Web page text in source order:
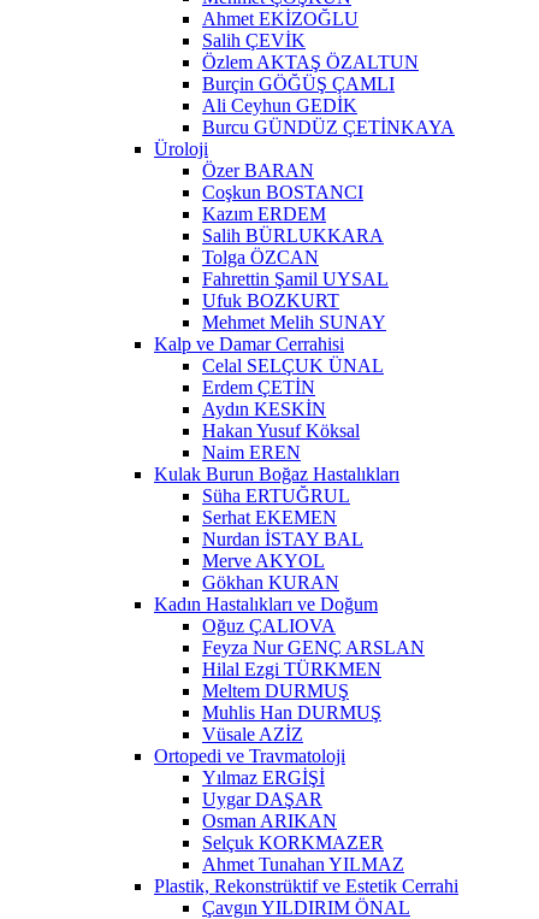
Ahmet EKİZOĞLU
Salih ÇEVİK
Özlem AKTAŞ ÖZALTUN
Burçin GÖĞÜŞ ÇAMLI
Ali Ceyhun GEDİK
Burcu GÜNDÜZ ÇETİNKAYA
Üroloji
Özer BARAN
Coşkun BOSTANCI
Kazım ERDEM
Salih BÜRLUKKARA
Tolga ÖZCAN
Fahrettin Şamil UYSAL
Ufuk BOZKURT
Mehmet Melih SUNAY
Kalp ve Damar Cerrahisi
Celal SELÇUK ÜNAL
Erdem ÇETİN
Aydın KESKİN
Hakan Yusuf Köksal
Naim EREN
Kulak Burun Boğaz Hastalıkları
Süha ERTUĞRUL
Serhat EKEMEN
Nurdan İSTAY BAL
Merve AKYOL
Gökhan KURAN
Kadın Hastalıkları ve Doğum
Oğuz ÇALIOVA
Feyza Nur GENÇ ARSLAN
Hilal Ezgi TÜRKMEN
Meltem DURMUŞ
Muhlis Han DURMUŞ
Vüsale AZİZ
Ortopedi ve Travmatoloji
Yılmaz ERGİŞİ
Uygar DAŞAR
Osman ARIKAN
Selçuk KORKMAZER
Ahmet Tunahan YILMAZ
Plastik, Rekonstrüktif ve Estetik Cerrahi
Çavgın YILDIRIM ÖNAL